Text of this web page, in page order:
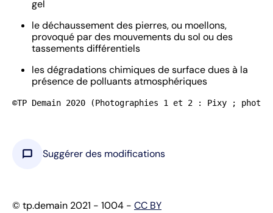
gel
le déchaussement des pierres, ou moellons,
provoqué par des mouvements du sol ou des
tassements différentiels
les dégradations chimiques de surface dues à la
présence de polluants atmosphériques
©TP Demain 2020 (Photographies 1 et 2 : Pixy ;
chat_bubble Suggérer des modifications
© tp.demain 2021 - 1004 - CC BY